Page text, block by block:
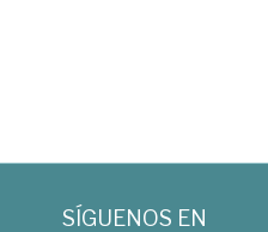
SÍGUENOS EN